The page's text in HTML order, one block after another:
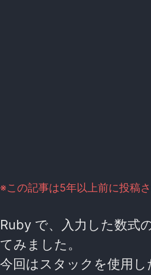
※この記事は5年以上前に投稿
Ruby で、入力した数式
てみました。
今回はスタックを使用し